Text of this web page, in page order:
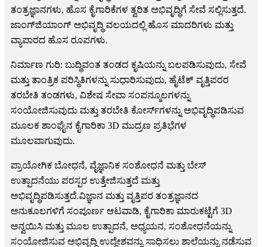
ತಂತ್ರಜ್ಞಾನಗಳು, ಹೊಸ ಕೈಗಾರಿಕೆಗಳ ತ್ವರಿತ ಅಭಿವೃದ್ಧಿಗೆ ಸೇವೆ ಸಲ್ಲಿಸುತ್ತದೆ.
ಜಾಂಗ್‌ಜಿಯಾಂಗ್ ಅಭಿವೃದ್ಧಿ ವಲಯದಲ್ಲಿ ಹೊಸ ಮಾದರಿಗಳು ಮತ್ತು
ವ್ಯಾಪಾರದ ಹೊಸ ರೂಪಗಳು.
ನಿರ್ಮಾಣ ಗುರಿ: ಬುದ್ಧಿವಂತ ತಂಡದ ಕೃಷಿಯನ್ನು ಬಲಪಡಿಸುವುದು, ಸೇವೆ
ಮತ್ತು ತಾಂತ್ರಿಕ ಪರಿಸ್ಥಿತಿಗಳನ್ನು ಸುಧಾರಿಸುವುದು, ಹೈಟೆಕ್ ವೃತ್ತಿಪರರ
ತರಬೇತಿ ತಂಡಗಳು, ವಿಶೇಷ ಸೇವಾ ಸಂಪನ್ಮೂಲಗಳನ್ನು
ಸಂಯೋಜಿಸುವುದು ಮತ್ತು ತರಬೇತಿ ಕೋರ್ಸ್‌ಗಳನ್ನು ಅಭಿವೃದ್ಧಿಪಡಿಸುವ
ಮೂಲಕ ಶಾಂಘೈನ ಕೈಗಾರಿಕಾ 3D ಮುದ್ರಣ ಪ್ರತಿಭೆಗಳ
ಮೂಲವಾಗುವುದು.
ಪ್ರಾಯೋಗಿಕ ಬೋಧನೆ, ವೈಜ್ಞಾನಿಕ ಸಂಶೋಧನೆ ಮತ್ತು ಬೇಸ್
ಉತ್ಪಾದನೆಯು ಪರಸ್ಪರ ಉತ್ತೇಜಿಸುತ್ತದೆ ಮತ್ತು
ಅಭಿವೃದ್ಧಿಪಡಿಸುತ್ತದೆ.ವಿಜ್ಞಾನ ಮತ್ತು ವೃತ್ತಿಪರ ತಂತ್ರಜ್ಞಾನದ
ಅನುಕೂಲಗಳಿಗೆ ಸಂಪೂರ್ಣ ಆಟವಾಡಿ, ಕೈಗಾರಿಕಾ ಮಾರುಕಟ್ಟೆಗೆ 3D
ಅನ್ವಯಿಸಿ ಮತ್ತು ಮೂಲ ಉತ್ಪಾದನೆ, ಅಧ್ಯಯನ, ಸಂಶೋಧನೆಯನ್ನು
ಸಂಯೋಜಿಸುವ ಅಭಿವೃದ್ಧಿ ಉದ್ದೇಶವನ್ನು ಸಾಧಿಸಲು ಶಾಲೆಯನ್ನು ನಡೆಸುವ